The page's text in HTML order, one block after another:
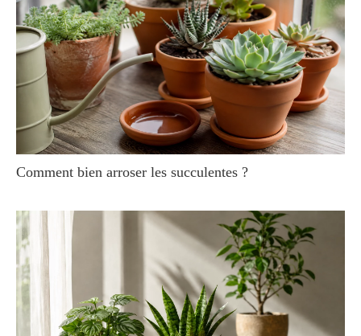
Comment bien arroser les succulentes ?